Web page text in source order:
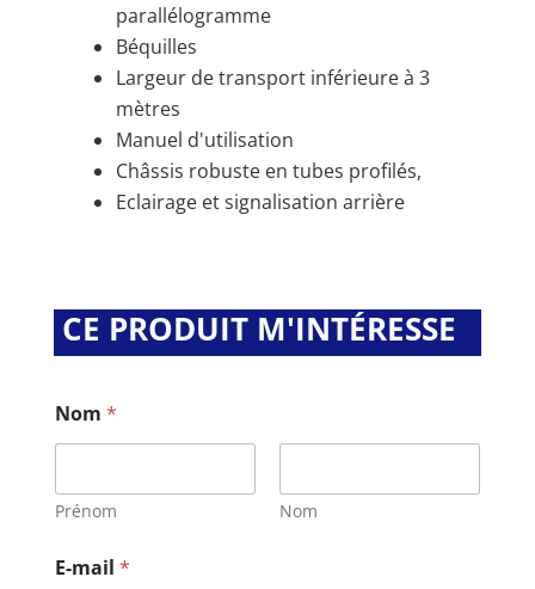
parallélogramme
Béquilles
Largeur de transport inférieure à 3
mètres
Manuel d'utilisation
Châssis robuste en tubes profilés,
Eclairage et signalisation arrière
CE PRODUIT M'INTÉRESSE
Nom *
Prénom Nom
E-mail *